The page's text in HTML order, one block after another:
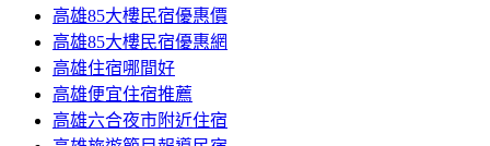
高雄85大樓民宿優惠價
高雄85大樓民宿優惠網
高雄住宿哪間好
高雄便宜住宿推薦
高雄六合夜市附近住宿